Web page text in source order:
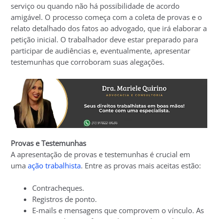
serviço ou quando não há possibilidade de acordo
amigável. O processo começa com a coleta de provas e o
relato detalhado dos fatos ao advogado, que irá elaborar a
petição inicial. O trabalhador deve estar preparado para
participar de audiências e, eventualmente, apresentar
testemunhas que corroboram suas alegações.
Provas e Testemunhas
A apresentação de provas e testemunhas é crucial em
umaação trabalhista. Entre as provas mais aceitas estão:
Contracheques.
Registros de ponto.
E-mails e mensagens que comprovem o vínculo. As